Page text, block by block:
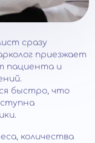
сразу
приезжает
пациента и
быстро, что
количества